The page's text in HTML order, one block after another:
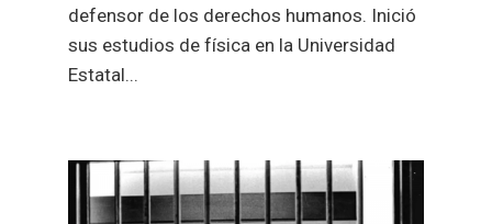
defensor de los derechos humanos. Inició
sus estudios de física en la Universidad
Estatal...